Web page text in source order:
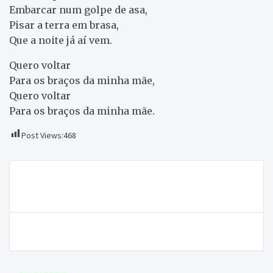
Embarcar num golpe de asa,
Pisar a terra em brasa,
Que a noite já aí vem.
Quero voltar
Para os braços da minha mãe,
Quero voltar
Para os braços da minha mãe.
Post Views:468
artigos